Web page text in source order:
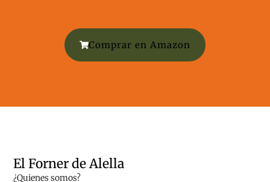
Comprar en Amazon
El Forner de Alella
¿Quienes somos?